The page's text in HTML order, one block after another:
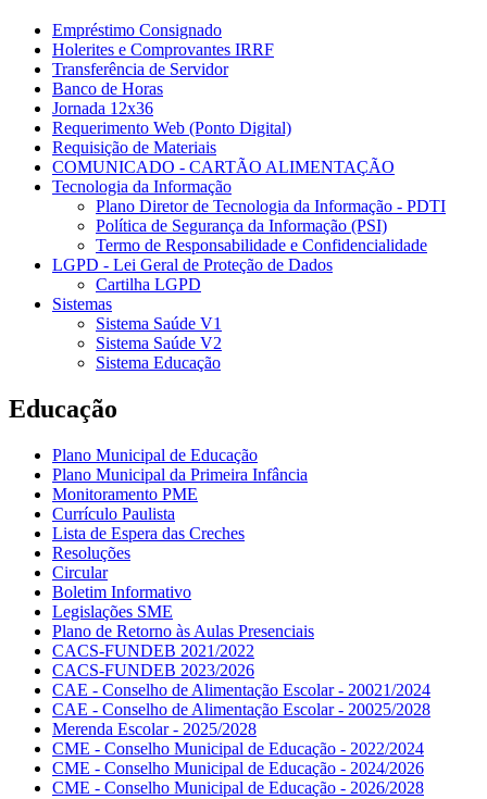
Empréstimo Consignado
Holerites e Comprovantes IRRF
Transferência de Servidor
Banco de Horas
Jornada 12x36
Requerimento Web (Ponto Digital)
Requisição de Materiais
COMUNICADO - CARTÃO ALIMENTAÇÃO
Tecnologia da Informação
Plano Diretor de Tecnologia da Informação - PDTI
Política de Segurança da Informação (PSI)
Termo de Responsabilidade e Confidencialidade
LGPD - Lei Geral de Proteção de Dados
Cartilha LGPD
Sistemas
Sistema Saúde V1
Sistema Saúde V2
Sistema Educação
Educação
Plano Municipal de Educação
Plano Municipal da Primeira Infância
Monitoramento PME
Currículo Paulista
Lista de Espera das Creches
Resoluções
Circular
Boletim Informativo
Legislações SME
Plano de Retorno às Aulas Presenciais
CACS-FUNDEB 2021/2022
CACS-FUNDEB 2023/2026
CAE - Conselho de Alimentação Escolar - 20021/2024
CAE - Conselho de Alimentação Escolar - 20025/2028
Merenda Escolar - 2025/2028
CME - Conselho Municipal de Educação - 2022/2024
CME - Conselho Municipal de Educação - 2024/2026
CME - Conselho Municipal de Educação - 2026/2028